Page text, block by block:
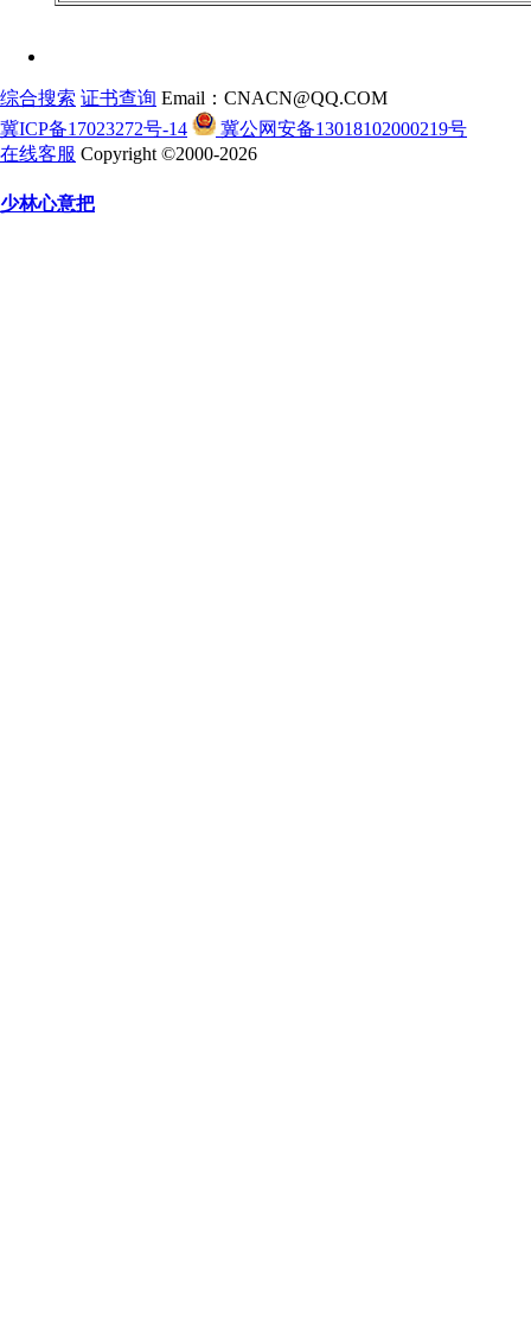
综合搜索 证书查询 Email：CNACN@QQ.COM
冀ICP备17023272号-14
冀公网安备13018102000219号
在线客服 Copyright ©2000-2026
少林心意把